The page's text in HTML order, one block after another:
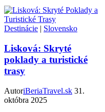
Destinácie | Slovensko
Lisková: Skryté
poklady a turistické
trasy
AutoriBeriaTravel.sk 31.
októbra 2025